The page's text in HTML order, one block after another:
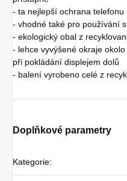
- ta nejlepší ochrana
- vhodné také pro používání
- ekologický obal z
- lehce vyvýšené okraje
při pokládání displejem dolů
- balení vyrobeno celé z
Doplňkové parametry
Kategorie: